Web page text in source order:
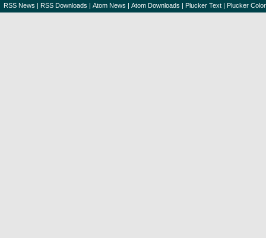
RSS News | RSS Downloads | Atom News | Atom Downloads | Plucker Text | Plucker Color